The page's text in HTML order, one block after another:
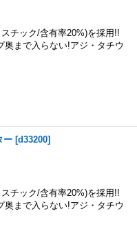
チック/含有率20%)を採用!!
まで入らない!アジ・タチウ
ー [d33200]
チック/含有率20%)を採用!!
まで入らない!アジ・タチウ